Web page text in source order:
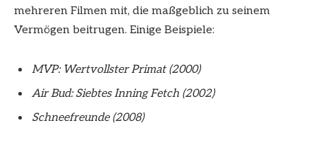
mehreren Filmen mit, die maßgeblich zu seinem
Vermögen beitrugen. Einige Beispiele:
MVP: Wertvollster Primat (2000)
Air Bud: Siebtes Inning Fetch (2002)
Schneefreunde (2008)